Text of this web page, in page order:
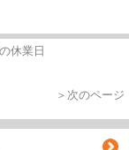
休業日
＞次のページ